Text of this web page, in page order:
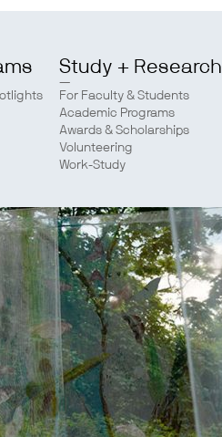
Study + Research
For Faculty & Students
Academic Programs
Awards & Scholarships
Volunteering
Work-Study